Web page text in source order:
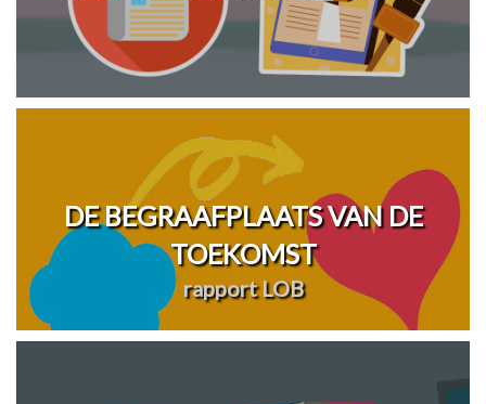
DE BEGRAAFPLAATS VAN DE
TOEKOMST
rapport LOB